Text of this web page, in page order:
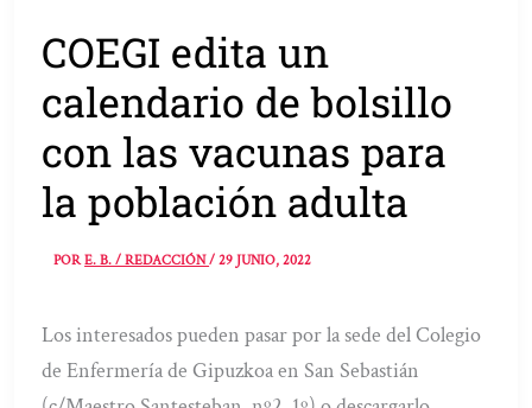
COEGI edita un
calendario de bolsillo
con las vacunas para
la población adulta
PORE. B. / REDACCIÓN/29 JUNIO, 2022
Los interesados pueden pasar por la sede del Colegio
de Enfermería de Gipuzkoa en San Sebastián